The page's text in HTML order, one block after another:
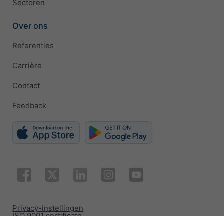
Sectoren
Over ons
Referenties
Carrière
Contact
Feedback
Privacy-instellingen